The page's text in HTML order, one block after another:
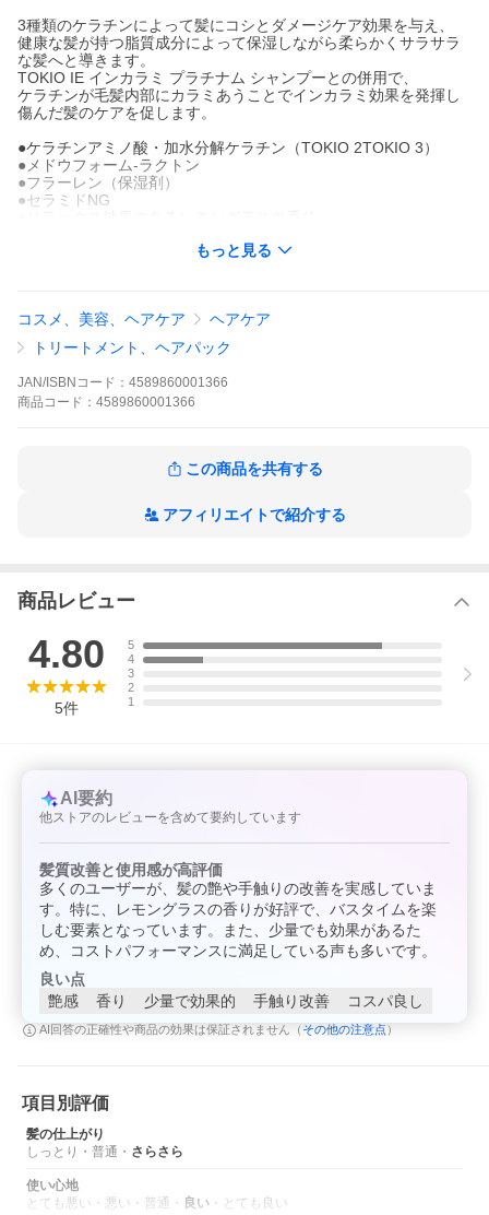
3種類のケラチンによって髪にコシとダメージケア効果を与え、
健康な髪が持つ脂質成分によって保湿しながら柔らかくサラサラ
な髪へと導きます。
TOKIO IE インカラミ プラチナム シャンプーとの併用で、
ケラチンが毛髪内部にカラミあうことでインカラミ効果を発揮し
傷んだ髪のケアを促します。
●ケラチンアミノ酸・加水分解ケラチン（TOKIO 2TOKIO 3）
●メドウフォーム-ラクトン
●フラーレン（保湿剤）
●セラミドNG
もっと見る
コスメ、美容、ヘアケア
ヘアケア
トリートメント、ヘアパック
JAN/ISBNコード： 4589860001366
商品 コード： 4589860001366
この商品を共有する
アフィリエイトで紹介する
商品レビュー
4.80
5件
5
4
3
2
1
AI要約
他ストアのレビューを含めて要約しています
髪質改善と使用感が高評価
多くのユーザーが、髪の艶や手触りの改善を実感していま
す。特に、レモングラスの香りが好評で、バスタイムを楽
しむ要素となっています。また、少量でも効果があるた
め、コストパフォーマンスに満足している声も多いです。
良い点
艶感
香り 少量で効果的 手触り改善 コスパ良し
AI回答の正確性や商品の効果は保証されません（ その他の注意点 ）
項目別評価
髪の仕上がり
しっとり ・ 普通 ・ さらさら
使い心地
とても悪い ・ 悪い ・ 普通 ・ 良い ・ とても良い